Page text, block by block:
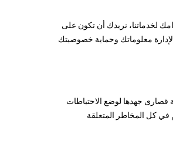
لخدماتنا، نريدك أن تكون على
لإدارة معلوماتك وحماية خصوصيتك
قصارى جهدها لوضع الاحتياطات
في كل المخاطر المتعلقة